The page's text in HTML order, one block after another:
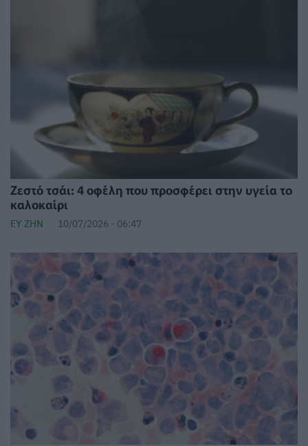
Ζεστό τσάι: 4 οφέλη που προσφέρει στην υγεία το
καλοκαίρι
ΕΥ ΖΗΝ 10/07/2026 - 06:47